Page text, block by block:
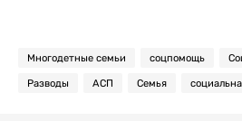
Многодетные семьи соцпомощь
Разводы АСП Семья